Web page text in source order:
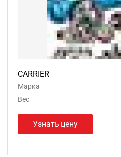
CARRIER
Марка
Вес
Узнать цену